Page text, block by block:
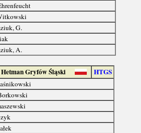
G.
A.
Gryfów Śląski HTGS